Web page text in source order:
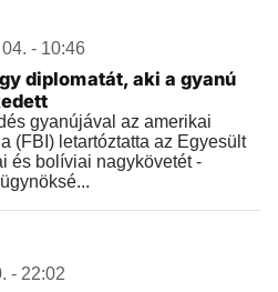
- 10:46
diplomatát, aki a gyanú
gyanújával az amerikai
(FBI) letartóztatta az Egyesült
és bolíviai nagykövetét -
- 22:02